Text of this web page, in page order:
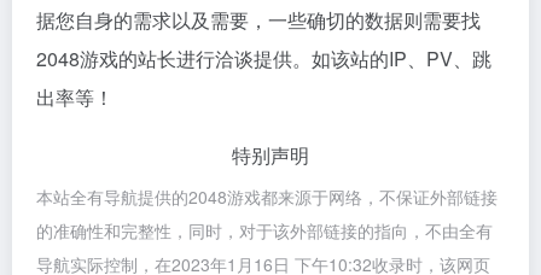
据您自身的需求以及需要，一些确切的数据则需要找
2048游戏的站长进行洽谈提供。如该站的IP、PV、跳
出率等！
特别声明
本站全有导航提供的2048游戏都来源于网络，不保证外部链接
的准确性和完整性，同时，对于该外部链接的指向，不由全有
导航实际控制，在2023年1月16日 下午10:32收录时，该网页